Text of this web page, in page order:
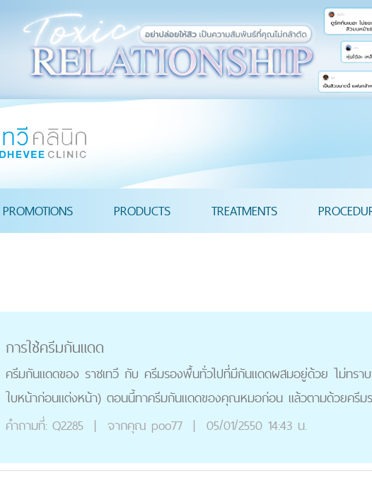
PROMOTIONS PRODUCTS TREATMENTS
การใช้ครีมกันแดด
ครีมกันแดดของ ราชเทวี กับ ครีมรองพื้นทั่วไปที่มีกันแดดผสมอยู่ด้วย ไม่ทรา
ใบหน้าก่อนแต่งหน้า) ตอนนี้ทาครีมกันแดดของคุณหมอก่อน แล้วตามด้วยครี
คำถามที่: Q2285 | จากคุณ poo77 | 05/01/2550 14:43 น.